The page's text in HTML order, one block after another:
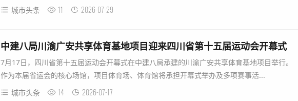
城市头条
11 2026-07-29
中建八局川渝广安共享体育基地项目迎来四川省第十五届运动会开幕式
7月17日，四川省第十五届运动会开幕式在中建八局承建的川渝广安共享体育基地项目举行。
作为本届省运会的核心场馆，项目体育场、体育馆将承担开幕式举办及多项赛事活...
城市头条
14 2026-07-17